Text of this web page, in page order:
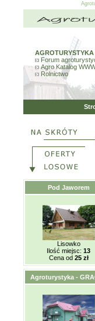
AGROTURYSTYKA
Forum
Agro Katalog
Rolnictwo
Pod Jaworem
Lisowko
Ilość miejsc: 13
Cena od 25 zł
Agroturystyka -